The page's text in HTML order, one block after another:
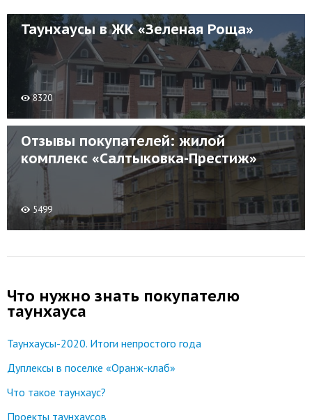
Таунхаусы в ЖК «Зеленая Роща»
8320
Отзывы покупателей: жилой
комплекс «Салтыковка-Престиж»
5499
Что нужно знать покупателю
таунхауса
Таунхаусы-2020. Итоги непростого года
Дуплексы в поселке «Оранж-клаб»
Что такое таунхаус?
Проекты таунхаусов